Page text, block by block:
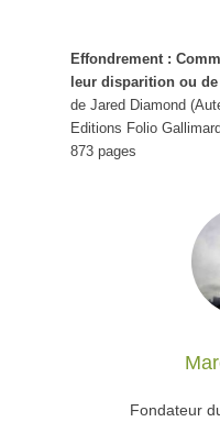
Effondrement :
leur disparition ou
de Jared Diamond
Editions Folio
873 pages
Fondateur